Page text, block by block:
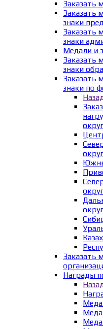
Заказать
Заказать
знаки
Заказать
знаки
Медали и
Заказать
знаки
Заказать
знаки по
округ
округ
округ
Заказать
Награды